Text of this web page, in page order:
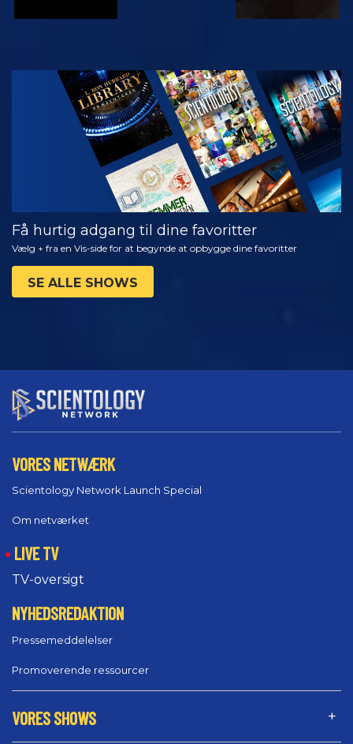
SE
UDFORSK
SERIEN
Få hurtig adgang til dine favoritter
Vælg + fra en Vis-side for at begynde at opbygge dine favoritter
SE ALLE SHOWS
VORES NETWÆRK
Scientology Network Launch Special
Om netværket
LIVE TV
TV-oversigt
NYHEDSREDAKTION
Pressemeddelelser
Promoverende ressourcer
VORES SHOWS